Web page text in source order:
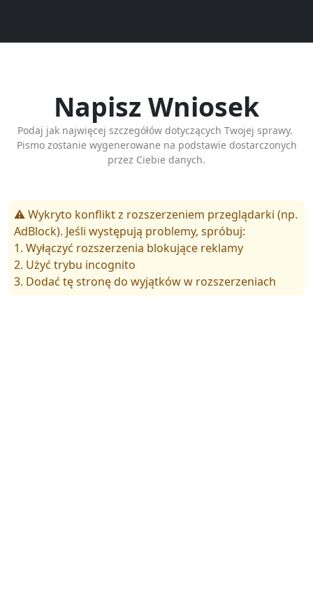
Napisz Wniosek
Podaj jak najwięcej szczegółów dotyczących Twojej sprawy.
Pismo zostanie wygenerowane na podstawie dostarczonych
przez Ciebie danych.
⚠️ Wykryto konflikt z rozszerzeniem przeglądarki (np.
AdBlock). Jeśli występują problemy, spróbuj:
1. Wyłączyć rozszerzenia blokujące reklamy
2. Użyć trybu incognito
3. Dodać tę stronę do wyjątków w rozszerzeniach